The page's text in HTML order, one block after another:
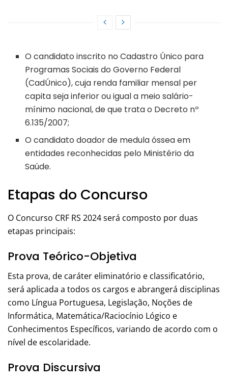
O candidato inscrito no Cadastro Único para
Programas Sociais do Governo Federal
(CadÚnico), cuja renda familiar mensal per
capita seja inferior ou igual a meio salário-
mínimo nacional, de que trata o Decreto nº
6.135/2007;
O candidato doador de medula óssea em
entidades reconhecidas pelo Ministério da
Saúde.
Etapas do Concurso
O Concurso CRF RS 2024 será composto por duas
etapas principais:
Prova Teórico-Objetiva
Esta prova, de caráter eliminatório e classificatório,
será aplicada a todos os cargos e abrangerá disciplinas
como Língua Portuguesa, Legislação, Noções de
Informática, Matemática/Raciocínio Lógico e
Conhecimentos Específicos, variando de acordo com o
nível de escolaridade.
Prova Discursiva